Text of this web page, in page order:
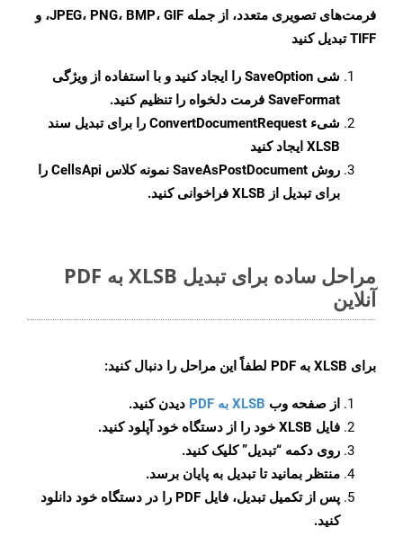
فرمت‌های تصویری متعدد، از جمله JPEG، PNG، BMP، GIF، و
TIFF تبدیل کنید
شی SaveOption را ایجاد کنید و با استفاده از ویژگی
SaveFormat فرمت دلخواه را تنظیم کنید.
شیء ConvertDocumentRequest را برای تبدیل سند
XLSB ایجاد کنید
روش SaveAsPostDocument
نمونه کلاس CellsApi را
برای تبدیل از XLSB فراخوانی کنید.
مراحل ساده برای تبدیل XLSB به PDF
آنلاین
برای XLSB به PDF لطفاً این مراحل را دنبال کنید:
از صفحه وب XLSB به PDF
دیدن کنید.
فایل XLSB خود را از دستگاه خود آپلود کنید.
روی دکمه “تبدیل”کلیک کنید.
منتظر بمانید تا تبدیل به پایان برسد.
پس از تکمیل تبدیل، فایل PDF را در دستگاه خود دانلود
کنید.